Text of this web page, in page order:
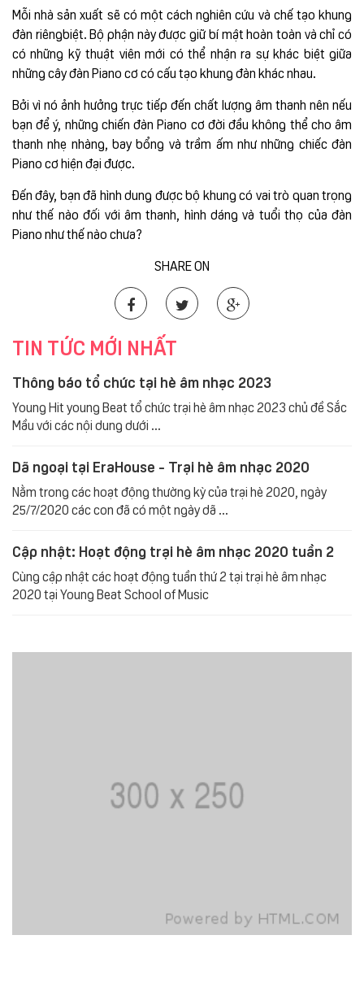
Mỗi nhà sản xuất sẽ có một cách nghiên cứu và chế tạo khung
đàn riêngbiệt. Bộ phận này được giữ bí mật hoàn toàn và chỉ có
có những kỹ thuật viên mới có thể nhận ra sự khác biệt giữa
những cây đàn Piano cơ có cấu tạo khung đàn khác nhau.
Bởi vì nó ảnh hưởng trực tiếp đến chất lượng âm thanh nên nếu
bạn để ý, những chiến đàn Piano cơ đời đầu không thể cho âm
thanh nhẹ nhàng, bay bổng và trầm ấm như những chiếc đàn
Piano cơ hiện đại được.
Đến đây, bạn đã hình dung được bộ khung có vai trò quan trọng
như thế nào đối với âm thanh, hình dáng và tuổi thọ của đàn
Piano như thế nào chưa?
SHARE ON
TIN TỨC MỚI NHẤT
Thông báo tổ chức tại hè âm nhạc 2023
Young Hit young Beat tổ chức trại hè âm nhạc 2023 chủ đề Sắc
Mầu với các nội dung dưới ...
Dã ngoại tại EraHouse - Trại hè âm nhạc 2020
Nằm trong các hoạt động thường kỳ của trại hè 2020, ngày
25/7/2020 các con đã có một ngày dã ...
Cập nhật: Hoạt động trại hè âm nhạc 2020 tuần 2
Cùng cập nhật các hoạt động tuần thứ 2 tại trại hè âm nhạc
2020 tại Young Beat School of Music